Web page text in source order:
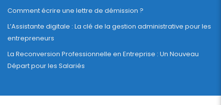
Comment écrire une lettre de démission ?
L’Assistante digitale : La clé de la gestion administrative pour les
entrepreneurs
La Reconversion Professionnelle en Entreprise : Un Nouveau
Départ pour les Salariés